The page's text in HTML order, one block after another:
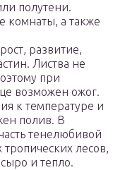
полутени.
комнаты, а также
развитие,
Листва не
при
возможен ожог.
к температуре и
полив. В
тенелюбивой
лесов,
и тепло.